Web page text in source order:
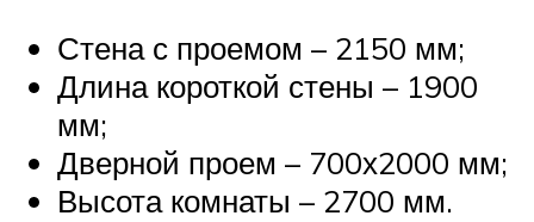
Стена с проемом – 2150 мм;
Длина короткой стены – 1900
мм;
Дверной проем – 700х2000 мм;
Высота комнаты – 2700 мм.